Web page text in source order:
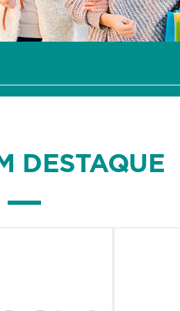
DESTAQUE